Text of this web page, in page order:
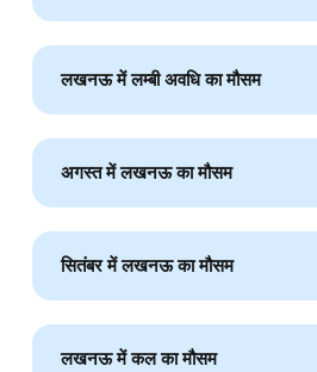
लखनऊ में लम्बी अवधि का मौसम
अगस्त में लखनऊ का मौसम
सितंबर में लखनऊ का मौसम
लखनऊ में कल का मौसम